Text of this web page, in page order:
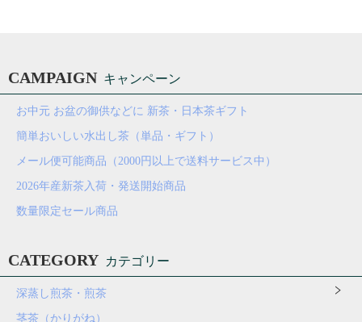
CAMPAIGN キャンペーン
お中元 お盆の御供などに 新茶・日本茶ギフト
簡単おいしい水出し茶（単品・ギフト）
メール便可能商品（2000円以上で送料サービス中）
2026年産新茶入荷・発送開始商品
数量限定セール商品
CATEGORY カテゴリー
深蒸し煎茶・煎茶
茎茶（かりがね）